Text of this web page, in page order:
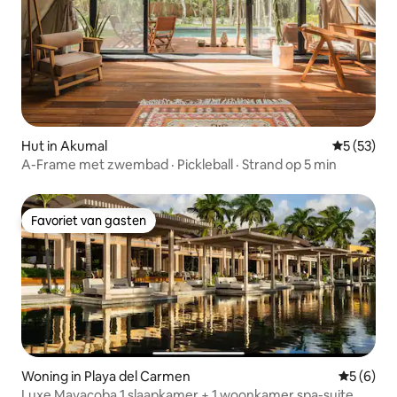
Hut in Akumal
5 (53)
A-Frame met zwembad · Pickleball · Strand op 5 min
Favoriet van gasten
Favoriet van gasten
Woning in Playa del Carmen
5 (6)